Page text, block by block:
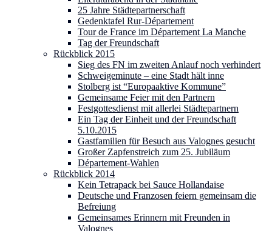
25 Jahre Städtepartnerschaft
Gedenktafel Rur-Département
Tour de France im Département La Manche
Tag der Freundschaft
Rückblick 2015
Sieg des FN im zweiten Anlauf noch verhindert
Schweigeminute – eine Stadt hält inne
Stolberg ist “Europaaktive Kommune”
Gemeinsame Feier mit den Partnern
Festgottesdienst mit allerlei Städtepartnern
Ein Tag der Einheit und der Freundschaft
5.10.2015
Gastfamilien für Besuch aus Valognes gesucht
Großer Zapfenstreich zum 25. Jubiläum
Département-Wahlen
Rückblick 2014
Kein Tetrapack bei Sauce Hollandaise
Deutsche und Franzosen feiern gemeinsam die
Befreiung
Gemeinsames Erinnern mit Freunden in
Valognes